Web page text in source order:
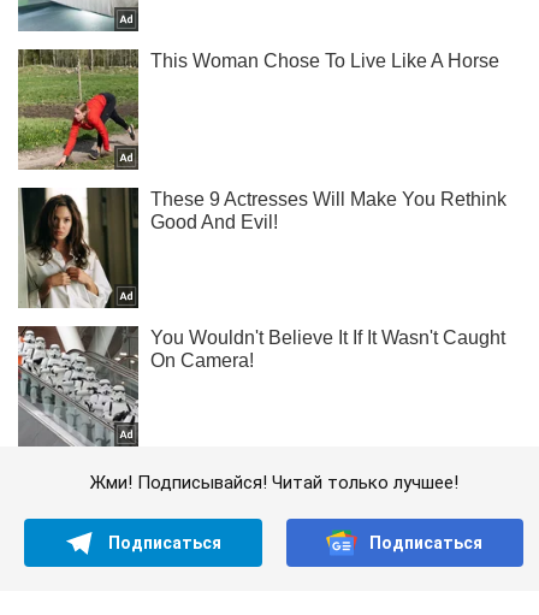
Жми! Подписывайся! Читай только лучшее!
Подписаться Подписаться